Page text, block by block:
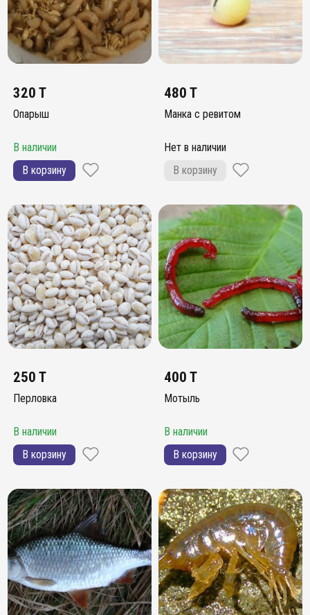
320 T
Опарыш
В наличии
В корзину
480 T
Манка с ревитом
Нет в наличии
В корзину
250 T
Перловка
В наличии
В корзину
400 T
Мотыль
В наличии
В корзину